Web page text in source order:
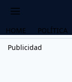
HOME POLÍTICA
Publicidad